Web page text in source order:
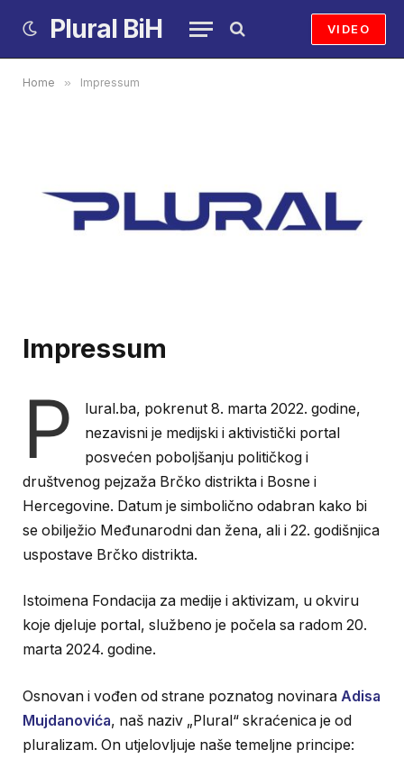
Plural BiH VIDEO
Home » Impressum
Impressum
P
lural.ba, pokrenut 8. marta 2022. godine,
nezavisni je medijski i aktivistički portal
posvećen poboljšanju političkog i
društvenog pejzaža Brčko distrikta i Bosne i
Hercegovine. Datum je simbolično odabran kako bi
se obilježio Međunarodni dan žena, ali i 22. godišnjica
uspostave Brčko distrikta.
Istoimena Fondacija za medije i aktivizam, u okviru
koje djeluje portal, službeno je počela sa radom 20.
marta 2024. godine.
Osnovan i vođen od strane poznatog novinara Adisa
Mujdanovića, naš naziv „Plural“ skraćenica je od
pluralizam. On utjelovljuje naše temeljne principe: